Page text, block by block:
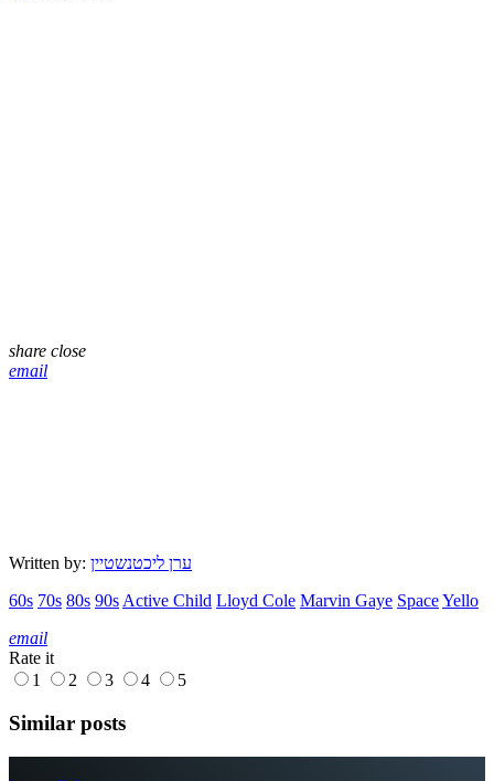
share close
email
Written by: ערן ליכטנשטיין
60s 70s 80s 90sActive Child Lloyd Cole Marvin Gaye SpaceYello
email
Rate it
1
2 3 4 5
Similar posts